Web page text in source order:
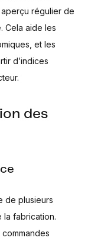
aperçu régulier de
Cela aide les
et les
d’indices
des
de plusieurs
la fabrication.